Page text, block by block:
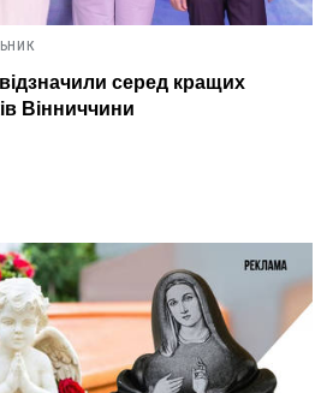
серед кращих
Вінниччини